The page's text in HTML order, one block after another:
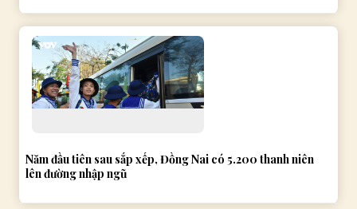
Năm đầu tiên sau sắp xếp, Đồng Nai có 5.200 thanh niên
lên đường nhập ngũ